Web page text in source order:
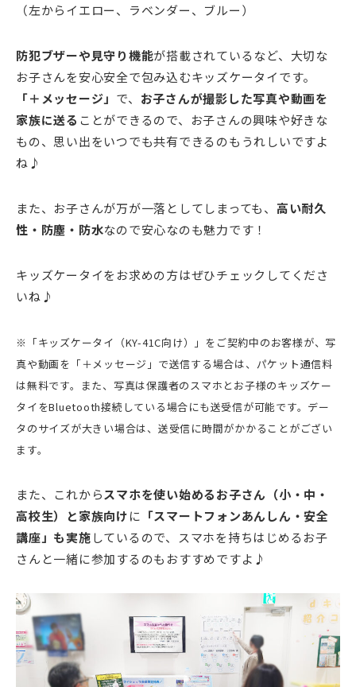
（左からイエロー、ラベンダー、ブルー）
防犯ブザーや見守り機能が搭載されているなど、大切な
お子さんを安心安全で包み込むキッズケータイです。
「＋メッセージ」 で、 お子さんが撮影した写真や動画を
家族に送る ことができるので、お子さんの興味や好きな
もの、思い出をいつでも共有できるのもうれしいですよ
ね♪
また、お子さんが万が一落としてしまっても、 高い耐久
性・防塵・防水なので安心なのも魅力です！
キッズケータイをお求めの方はぜひチェックしてくださ
いね♪
※「キッズケータイ（KY-41C向け）」をご契約中のお客様が、写
真や動画を「＋メッセージ」で送信する場合は、パケット通信料
は無料です。また、写真は保護者のスマホとお子様のキッズケー
タイをBluetooth接続している場合にも送受信が可能です。デー
タのサイズが大きい場合は、送受信に時間がかかることがござい
ます。
また、これからスマホを使い始めるお子さん（小・中・
高校生）と家族向けに 「スマートフォンあんしん・安全
講座」も実施しているので、スマホを持ちはじめるお子
さんと一緒に参加するのもおすすめですよ♪